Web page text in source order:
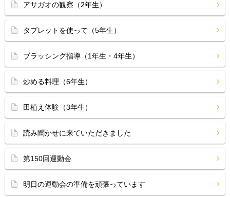
アサガオの観察（2年生）
タブレットを使って（5年生）
ブラッシング指導（1年生・4年生）
炒める料理（6年生）
田植え体験（3年生）
読み聞かせに来ていただきました
第150回運動会
明日の運動会の準備を頑張っています